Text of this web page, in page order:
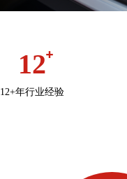
12
12+年行业经验